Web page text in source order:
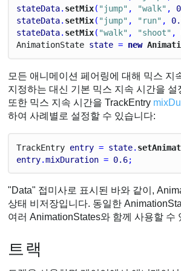
stateData. setMix( "jump" , "walk" ,
stateData. setMix( "jump" , "run" ,
stateData. setMix( "walk" , "shoot" ,
AnimationState state = new
모든 애니메이션 페어링에 대해 믹스 지
지정하는 대신 기본 믹스 지속 시간을 설
또한 믹스 지속 시간을 TrackEntry
하여 사례별로 설정할 수 있습니다:
TrackEntry entry = state.
entry.mixDuration = 0.6;
"Data" 접미사로 표시된 바와 같이,
상태 비저장입니다. 동일한
여러 AnimationStates와 함께 사용할 수
트랙